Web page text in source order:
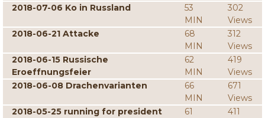
2018-07-06 Ko in Russland
53
MIN
302
Views
2018-06-21 Attacke
68
MIN
312
Views
2018-06-15 Russische
Eroeffnungsfeier
62
MIN
419
Views
2018-06-08 Drachenvarianten
66
MIN
671
Views
2018-05-25 running for president
61
411